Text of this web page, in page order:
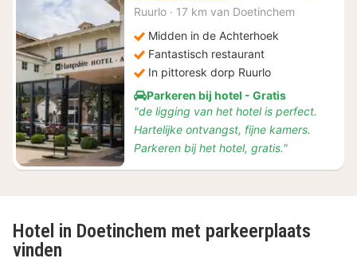
€
Ruurlo · 17 km van Doetinchem
Midden in de Achterhoek
Fantastisch restaurant
In pittoresk dorp Ruurlo
Parkeren bij hotel - Gratis
"de ligging van het hotel is perfect.
Hartelijke ontvangst, fijne kamers.
Parkeren bij het hotel, gratis."
Hotel in Doetinchem met parkeerplaats
vinden